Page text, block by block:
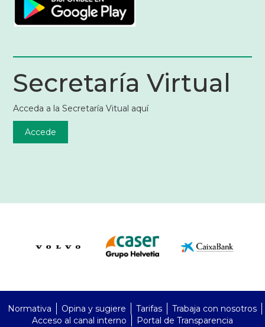
Secretaría Virtual
Acceda a la Secretaría Vitual aquí
Accede
Normativa
Opina y sugiere Tarifas
Trabaja con nosotros
Acceso al canal interno
Portal de Transparencia